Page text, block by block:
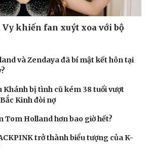
Giải trí
Sao Việt
Vy khiến fan xuýt xoa với bộ
và Zendaya đã bí mật kết hôn tại
Khánh bị tình cũ kém 38 tuổi vượt
Kinh đòi nợ
Tom Holland hơn bao giờ hết?
trở thành biểu tượng của K-